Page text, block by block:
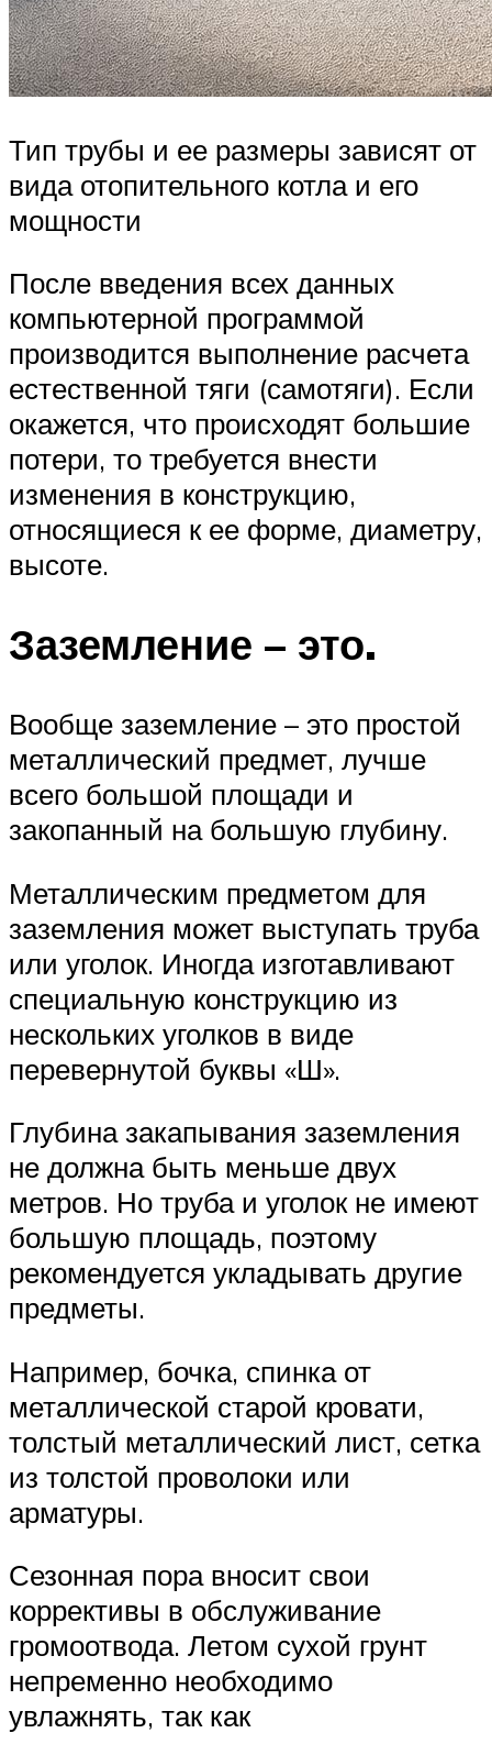
Тип трубы и ее размеры зависят от
вида отопительного котла и его
мощности
После введения всех данных
компьютерной программой
производится выполнение расчета
естественной тяги (самотяги). Если
окажется, что происходят большие
потери, то требуется внести
изменения в конструкцию,
относящиеся к ее форме, диаметру,
высоте.
Заземление – это.
Вообще заземление – это простой
металлический предмет, лучше
всего большой площади и
закопанный на большую глубину.
Металлическим предметом для
заземления может выступать труба
или уголок. Иногда изготавливают
специальную конструкцию из
нескольких уголков в виде
перевернутой буквы «Ш».
Глубина закапывания заземления
не должна быть меньше двух
метров. Но труба и уголок не имеют
большую площадь, поэтому
рекомендуется укладывать другие
предметы.
Например, бочка, спинка от
металлической старой кровати,
толстый металлический лист, сетка
из толстой проволоки или
арматуры.
Сезонная пора вносит свои
коррективы в обслуживание
громоотвода. Летом сухой грунт
непременно необходимо
увлажнять, так как